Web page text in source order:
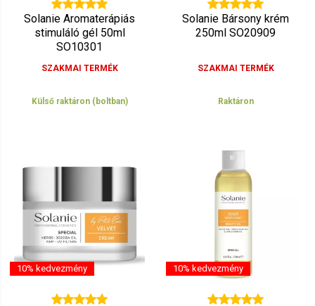
Solanie Aromaterápiás
stimuláló gél 50ml
SO10301
SZAKMAI TERMÉK
Külső raktáron (boltban)
Solanie Bársony krém
250ml SO20909
SZAKMAI TERMÉK
Raktáron
10% kedvezmény 10% kedvezmény